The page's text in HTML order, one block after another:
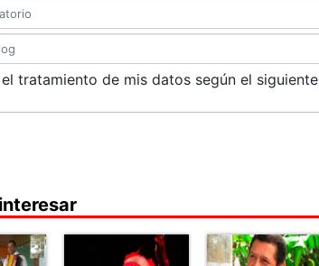
tratamiento de mis datos según el siguiente